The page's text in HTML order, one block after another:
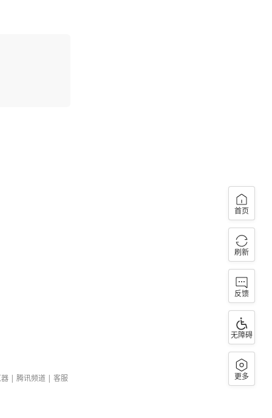
| 腾讯频道 | 客服
首页
刷新
反馈
无障碍
更多